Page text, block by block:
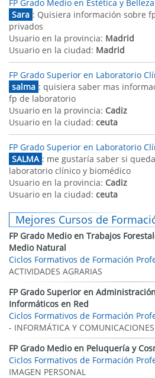
FP Grado Medio en Estética y Belleza
Sara : Quisiera información sobre
privados
Usuario en la provincia: Madrid
Usuario en la ciudad: Madrid
FP Grado Superior en Laboratorio
salma : quisiera saber mas
fp de laboratorio
Usuario en la provincia: Cadiz
Usuario en la ciudad: ceuta
FP Grado Superior en Laboratorio
SALMA : me gustaría saber si
laboratorio clínico y biomédico
Usuario en la provincia: Cadiz
Usuario en la ciudad: ceuta
Mejores Cursos de
FP Grado Medio en Trabajos
Medio Natural
Ciclos Formativos de Formación
ACTIVIDADES AGRARIAS
FP Grado Superior en
Informáticos en Red
Ciclos Formativos de Formación
- INFORMÁTICA Y COMUNICACIONES
FP Grado Medio en Peluquería y
Ciclos Formativos de Formación
IMAGEN PERSONAL